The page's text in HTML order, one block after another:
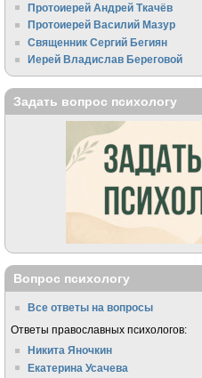
Протоиерей Андрей Ткачёв
Протоиерей Василий Мазур
Священник Сергий Бегиян
Иерей Владислав Береговой
Задать вопрос психологу
Вопрос психологу
Все ответы на вопросы
Ответы православных психологов:
Никита Яночкин
Екатерина Усачева